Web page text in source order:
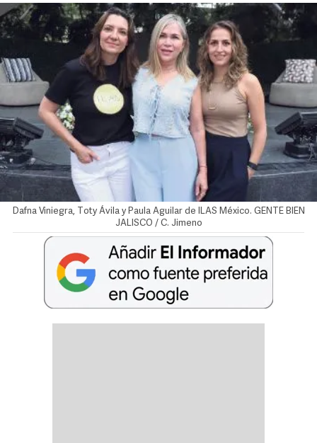
Dafna Viniegra, Toty Ávila y Paula Aguilar de ILAS México. GENTE BIEN
JALISCO / C. Jimeno